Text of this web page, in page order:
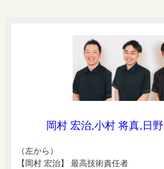
岡村 宏治,小村 将真,日
（左から）
【岡村 宏治】 最高技術責任者